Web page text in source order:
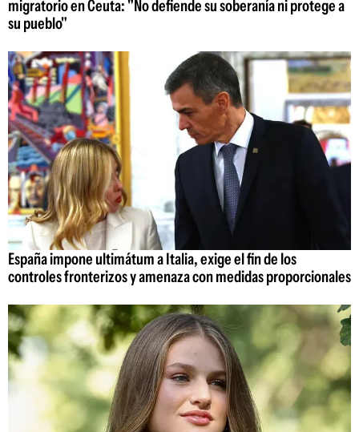
migratorio en Ceuta: "No defiende su soberanía ni protege a
su pueblo"
España impone ultimátum a Italia, exige el fin de los
controles fronterizos y amenaza con medidas proporcionales